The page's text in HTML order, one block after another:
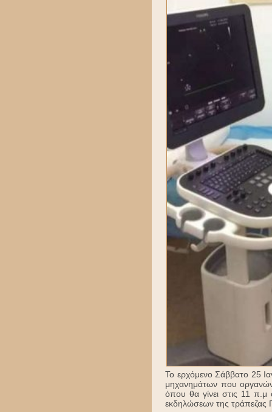
Το ερχόμενο Σάββατο 25
μηχανημάτων που
όπου θα γίνει στις 11 π.μ
εκδηλώσεων της τράπεζας